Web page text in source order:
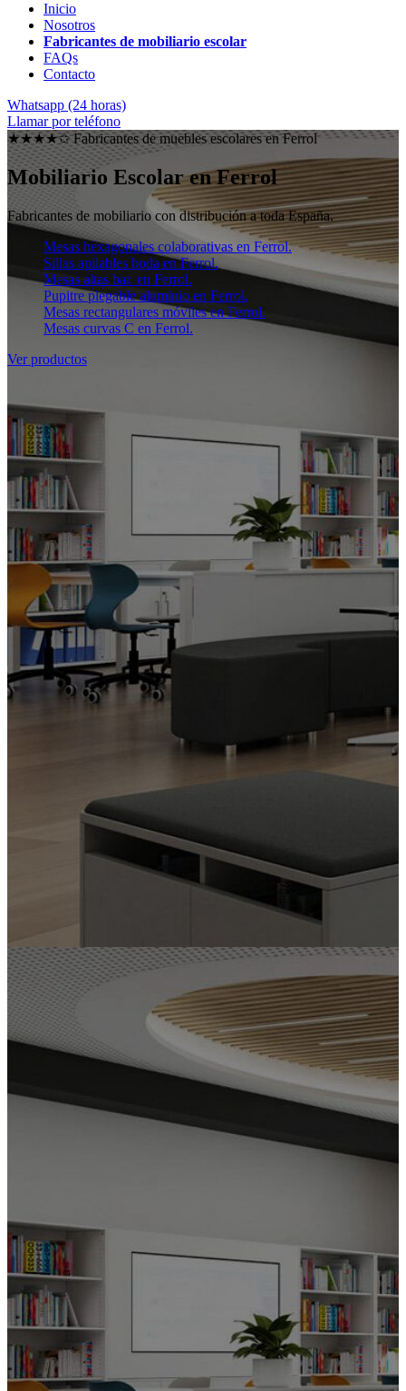
Inicio
Nosotros
Fabricantes de mobiliario escolar
FAQs
Contacto
Whatsapp (24 horas)
Llamar por teléfono
★★★★✩ Fabricantes de muebles escolares enFerrol
Mobiliario Escolar en Ferrol
Fabricantes de mobiliario con distribución a toda España.
Mesas hexagonales colaborativas en Ferrol.
Sillas apilables boda en Ferrol.
Mesas altas bar. en Ferrol.
Pupitre plegable aluminio en Ferrol.
Mesas rectangulares móviles en Ferrol.
Mesas curvas C en Ferrol.
Ver productos